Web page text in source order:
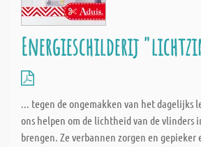
Energieschilderij
... tegen de ongemakken van het dagelijks
ons helpen om de lichtheid van de vlinders
brengen. Ze verbannen zorgen en gepieker